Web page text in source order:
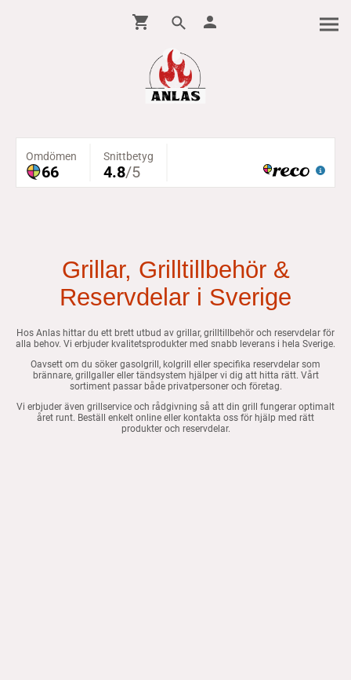
Grillar, Grilltillbehör &
Reservdelar i Sverige
Hos Anlas hittar du ett brett utbud av grillar, grilltillbehör och reservdelar för
alla behov. Vi erbjuder kvalitetsprodukter med snabb leverans i hela Sverige.
Oavsett om du söker gasolgrill, kolgrill eller specifika reservdelar som
brännare, grillgaller eller tändsystem hjälper vi dig att hitta rätt. Vårt
sortiment passar både privatpersoner och företag.
Vi erbjuder även grillservice och rådgivning så att din grill fungerar optimalt
året runt. Beställ enkelt online eller kontakta oss för hjälp med rätt
produkter och reservdelar.